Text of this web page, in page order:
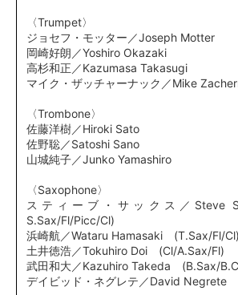
〈Trumpet〉
ジョセフ・モッター／Joseph Motter
岡崎好朗／Yoshiro Okazaki
高杉和正／Kazumasa Takasugi
マイク・ザッチャーナック／Mike
〈Trombone〉
佐藤洋樹／Hiroki Sato
佐野聡／Satoshi Sano
山城純子／Junko Yamashiro
〈Saxophone〉
スティーブ・サックス／Steve
S.Sax/Fl/Picc/Cl)
浜崎航／Wataru Hamasaki (T.Sax/Fl/Cl)
土井徳浩／Tokuhiro Doi (Cl/A.Sax/Fl)
武田和大／Kazuhiro Takeda (B.Sax/
デイビッド・ネグレテ／David Negrete